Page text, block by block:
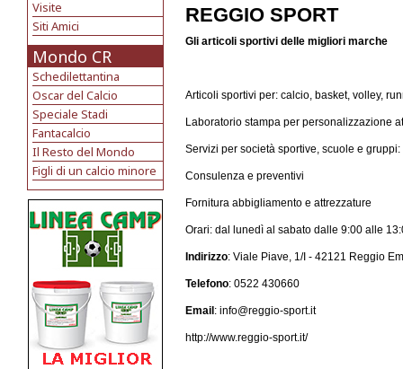
Visite
Siti Amici
Mondo CR
Schedilettantina
Oscar del Calcio
Speciale Stadi
Fantacalcio
Il Resto del Mondo
Figli di un calcio minore
REGGIO SPORT
Gli articoli sportivi delle migliori marche
Articoli sportivi per: calcio, basket, volley,
Laboratorio stampa per personalizzazione
Servizi per società sportive, scuole e gruppi:
Consulenza e preventivi
Fornitura abbigliamento e attrezzature
Orari: dal lunedì al sabato dalle 9:00 alle
Indirizzo: Viale Piave, 1/I - 42121 Reggio
Telefono: 0522 430660
Email : info@reggio-sport.it
http://www.reggio-sport.it/